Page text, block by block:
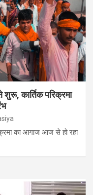
कार्तिक परिक्रमा
का आगाज आज से हो रहा